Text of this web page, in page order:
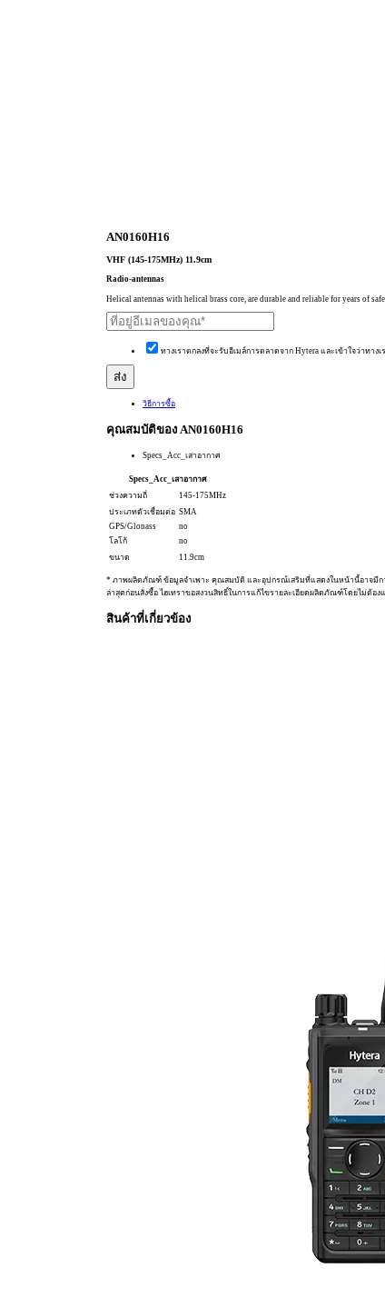
AN0160H16
VHF (145-175MHz) 11.9cm
Radio-antennas
Helical antennas with helical brass core, are durable and reliable for years of
ทางเราตกลงที่จะรับอีเมล์การตลาดจาก Hytera และเข้าใจว่าทา
วิธีการซื้อ
คุณสมบัติของ AN0160H16
Specs_Acc_เสาอากาศ
Specs_Acc_เสาอากาศ
ช่วงความถี่
145-175MHz
ประเภทตัวเชื่อมต่อ SMA
GPS/Glonass
no
โลโก้
no
ขนาด
11.9cm
* ภาพผลิตภัณฑ์ ข้อมูลจำเพาะ คุณสมบัติ และอุปกรณ์เสริมที่แสดงในหน้านี้อาจมีก
ล่าสุดก่อนสั่งซื้อ ไฮเทราขอสงวนสิทธิ์ในการแก้ไขรายละเอียดผลิตภัณฑ์โดยไม่ต้อง
สินค้าที่เกี่ยวข้อง